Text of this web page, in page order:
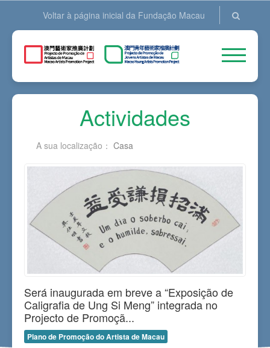
Voltar à página inicial da Fundação Macau
Actividades
A sua localização： Casa
Será inaugurada em breve a “Exposição de
Caligrafia de Ung Si Meng” integrada no
Projecto de Promoçã...
Plano de Promoção do Artista de Macau